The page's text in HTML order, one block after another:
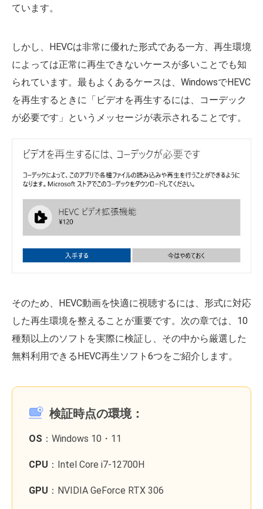
ています。
しかし、HEVCは非常に優れた形式である一方、再生環境
によっては正常に再生できないケースが多いことでも知
られています。最もよくあるケースは、WindowsでHEVC
を再生するときに「ビデオを再生するには、コーデック
が必要です」というメッセージが表示されることです。
そのため、HEVC動画を快適に視聴するには、形式に対応
した再生環境を整えることが重要です。次の章では、10
種類以上のソフトを実際に検証し、その中から厳選した
無料利用できるHEVC再生ソフト6つをご紹介します。
検証時点の環境：
OS ：Windows 10・11
CPU ：Intel Core i7-12700H
GPU ：NVIDIA GeForce RTX 306